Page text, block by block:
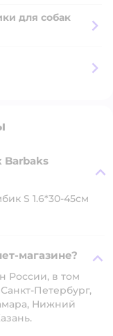
для собак
Barbaks
S 1.6*30-45см
магазине?
России, в том
Петербург,
Нижний